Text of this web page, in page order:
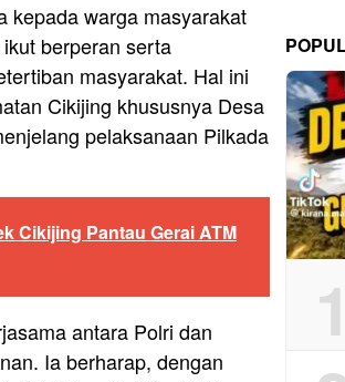
kepada warga masyarakat
berperan serta
masyarakat. Hal ini
Cikijing khususnya Desa
pelaksanaan Pilkada
Cikijing Pantau Gerai ATM
antara Polri dan
Ia berharap, dengan
1